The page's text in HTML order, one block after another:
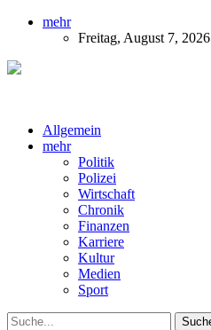
mehr
Freitag, August 7, 2026
Allgemein
mehr
Politik
Polizei
Wirtschaft
Chronik
Finanzen
Karriere
Kultur
Medien
Sport